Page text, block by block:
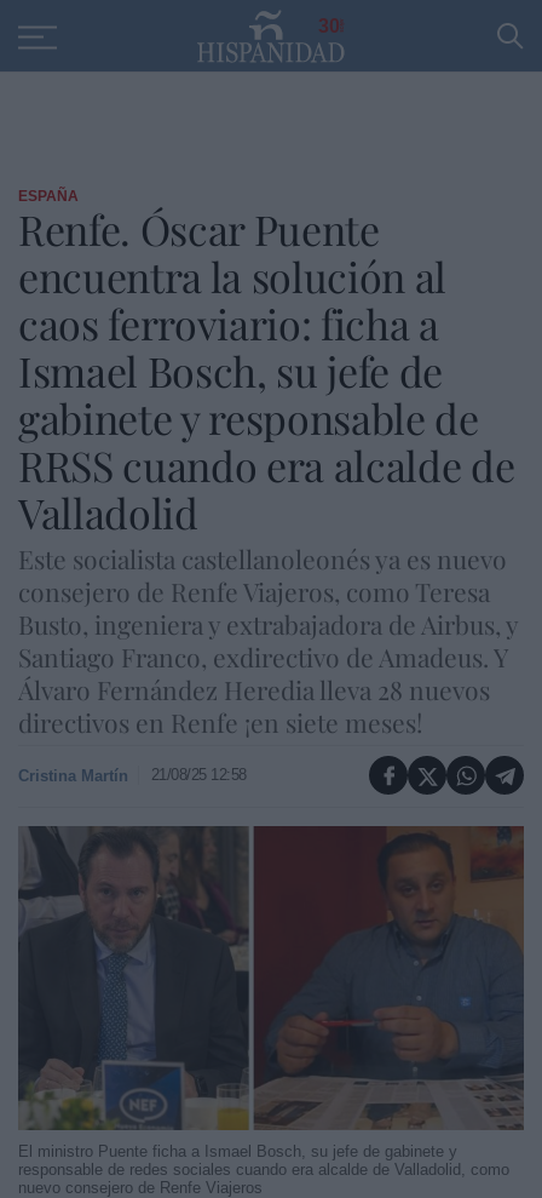
30
ESPAÑA
Renfe. Óscar Puente
encuentra la solución al
caos ferroviario: ficha a
Ismael Bosch, su jefe de
gabinete y responsable de
RRSS cuando era alcalde de
Valladolid
Este socialista castellanoleonés ya es nuevo
consejero de Renfe Viajeros, como Teresa
Busto, ingeniera y extrabajadora de Airbus, y
Santiago Franco, exdirectivo de Amadeus. Y
Álvaro Fernández Heredia lleva 28 nuevos
directivos en Renfe ¡en siete meses!
Cristina Martín 21/08/25 12:58
El ministro Puente ficha a Ismael Bosch, su jefe de gabinete y
responsable de redes sociales cuando era alcalde de Valladolid, como
nuevo consejero de Renfe Viajeros